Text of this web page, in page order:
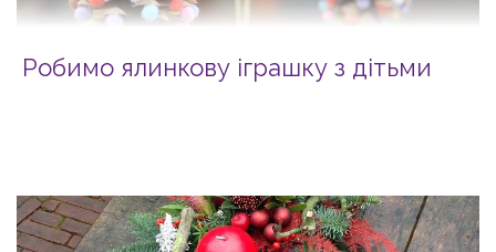
Робимо ялинкову іграшку з дітьми